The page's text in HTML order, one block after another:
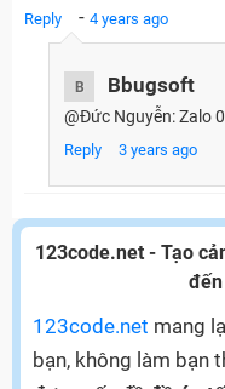
Reply - 4 years ago
B Bbugsoft
@Đức Nguyễn: Zalo
Reply 3 years ago
123code.net - Tạo
123code.net mang
bạn, không làm bạn